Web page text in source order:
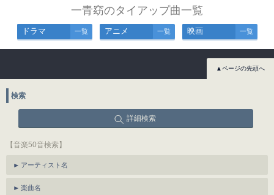
一青窈のタイアップ曲一覧
ドラマ 一覧 アニメ 一覧 映画 一覧
▲ページの先頭へ
検索
詳細検索
【音楽50音検索】
アーティスト名
楽曲名